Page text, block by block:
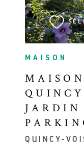
MAISON
JARDIN
QUINCY-